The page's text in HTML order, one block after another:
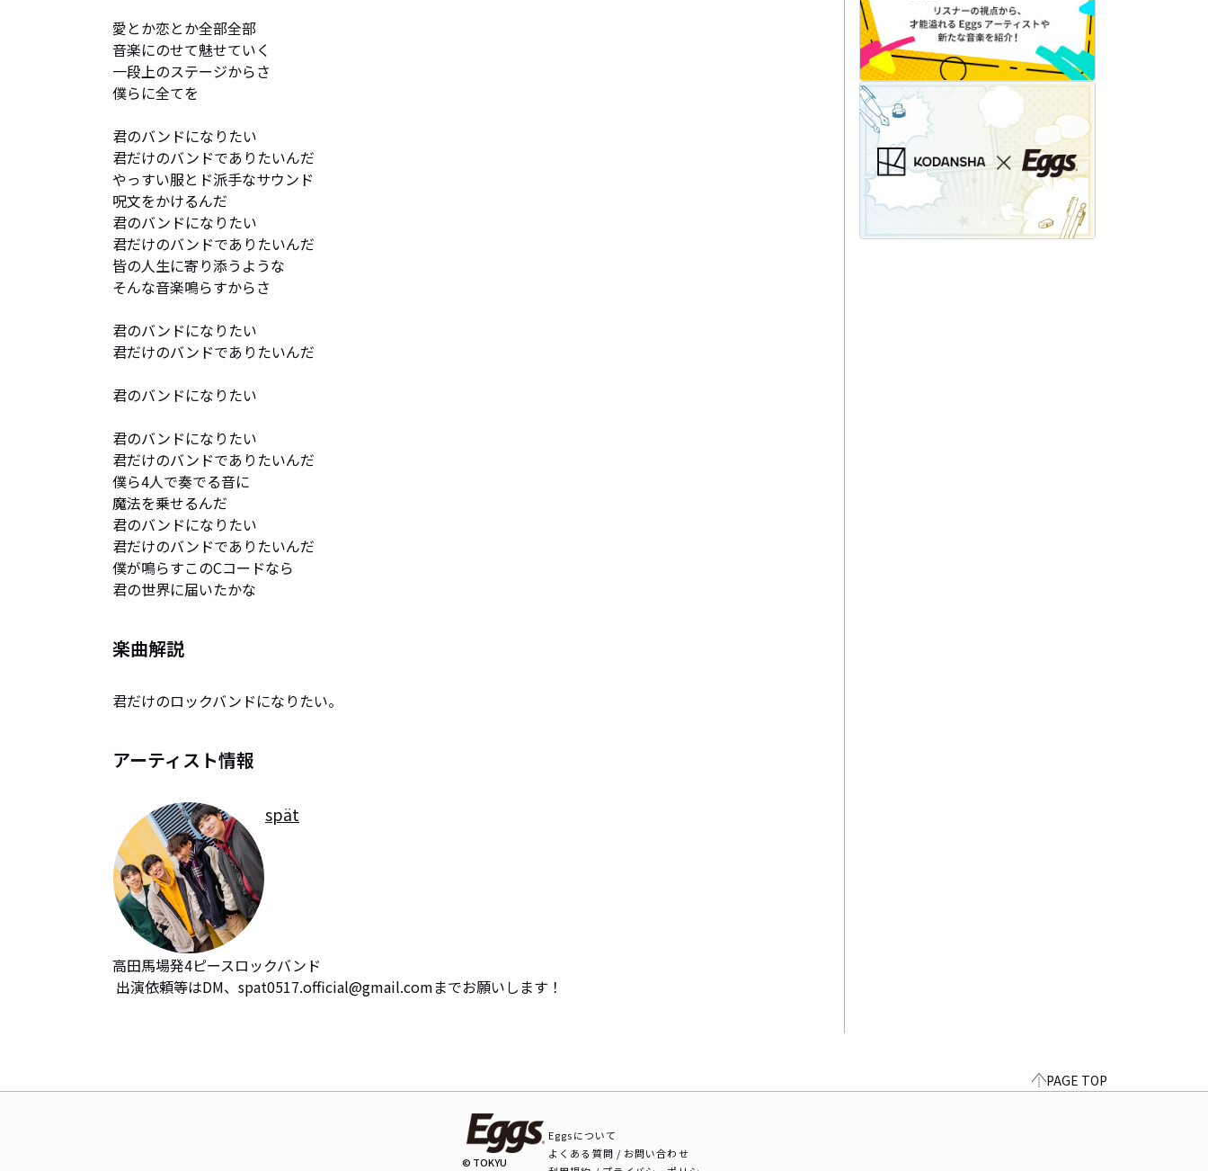
愛とか恋とか全部全部
音楽にのせて魅せていく
一段上のステージからさ
僕らに全てを
君のバンドになりたい
君だけのバンドでありたいんだ
やっすい服とド派手なサウンド
呪文をかけるんだ
君のバンドになりたい
君だけのバンドでありたいんだ
皆の人生に寄り添うような
そんな音楽鳴らすからさ
君のバンドになりたい
君だけのバンドでありたいんだ
君のバンドになりたい
君のバンドになりたい
君だけのバンドでありたいんだ
僕ら4人で奏でる音に
魔法を乗せるんだ
君のバンドになりたい
君だけのバンドでありたいんだ
僕が鳴らすこのCコードなら
君の世界に届いたかな
楽曲解説
君だけのロックバンドになりたい。
アーティスト情報
spät
高田馬場発4ピースロックバンド
出演依頼等はDM、spat0517.official@gmail.comまでお願いします！
PAGE TOP
© TOKYU
Eggsについて
よくある質問 / お問い合わせ